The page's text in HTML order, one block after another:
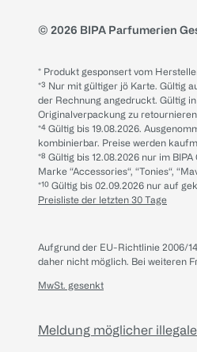
© 2026 BIPA Parfumerien
* Produkt gesponsert vom
*³ Nur mit gültiger jö Karte. Gültig
der Rechnung angedruckt. Gültig
Originalverpackung zu
*⁴ Gültig bis 19.08.2026.
kombinierbar. Preise werden
*⁸ Gültig bis 12.08.2026 nur im
Marke “Accessories“, “Tonies“,
*¹⁰ Gültig bis 02.09.2026 nur auf
Preisliste der letzten 30 Tage
Aufgrund der EU-Richtlinie 2006/
daher nicht möglich. Bei weiteren
MwSt. gesenkt
Meldung möglicher